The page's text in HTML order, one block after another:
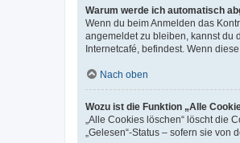
Warum werde ich automatisch
Wenn du beim Anmelden das
angemeldet zu bleiben, kannst du
Internetcafé, befindest. Wenn
Nach oben
Wozu ist die Funktion „Alle
„Alle Cookies löschen“ löscht die
„Gelesen“-Status – sofern sie